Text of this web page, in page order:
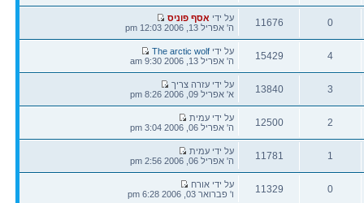
תגובות
צפיות
0
תגובות
11676
צפיות
הודעה
אחרונה
על ידי אסף פוניס
ה' אפריל 13, 2006 12:03 pm
4
תגובות
15429
צפיות
הודעה
אחרונה
על ידיThe arctic wolf
ה' אפריל 13, 2006 9:30 am
3
תגובות
13840
צפיות
הודעה
אחרונה
על ידי עזרה צריך
א' אפריל 09, 2006 8:26 pm
2
תגובות
12500
צפיות
הודעה
אחרונה
על ידי עמית
ה' אפריל 06, 2006 3:04 pm
1
תגובות
11781
צפיות
הודעה
אחרונה
על ידי עמית
ה' אפריל 06, 2006 2:56 pm
0
11329
הודעה
אחרונה
על ידי אורח
ו' פברואר 03, 2006 6:28 pm